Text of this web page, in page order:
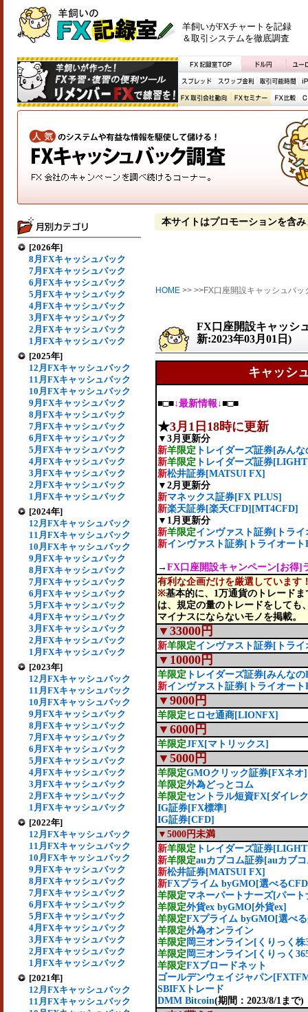
羊飼いがFXチャートを記録
＆取引システムを徹底調査
[2026年]
8月FXキャッシュバック
7月FXキャッシュバック
6月FXキャッシュバック
5月FXキャッシュバック
4月FXキャッシュバック
3月FXキャッシュバック
2月FXキャッシュバック
1月FXキャッシュバック
[2025年]
12月FXキャッシュバック
11月FXキャッシュバック
10月FXキャッシュバック
9月FXキャッシュバック
8月FXキャッシュバック
7月FXキャッシュバック
6月FXキャッシュバック
5月FXキャッシュバック
4月FXキャッシュバック
3月FXキャッシュバック
2月FXキャッシュバック
1月FXキャッシュバック
[2024年]
12月FXキャッシュバック
11月FXキャッシュバック
10月FXキャッシュバック
9月FXキャッシュバック
8月FXキャッシュバック
7月FXキャッシュバック
6月FXキャッシュバック
5月FXキャッシュバック
4月FXキャッシュバック
3月FXキャッシュバック
2月FXキャッシュバック
1月FXキャッシュバック
[2023年]
12月FXキャッシュバック
11月FXキャッシュバック
10月FXキャッシュバック
9月FXキャッシュバック
8月FXキャッシュバック
7月FXキャッシュバック
6月FXキャッシュバック
5月FXキャッシュバック
4月FXキャッシュバック
3月FXキャッシュバック
2月FXキャッシュバック
1月FXキャッシュバック
[2022年]
12月FXキャッシュバック
11月FXキャッシュバック
10月FXキャッシュバック
9月FXキャッシュバック
8月FXキャッシュバック
7月FXキャッシュバック
6月FXキャッシュバック
5月FXキャッシュバック
4月FXキャッシュバック
3月FXキャッシュバック
2月FXキャッシュバック
1月FXキャッシュバック
[2021年]
12月FXキャッシュバック
11月FXキャッシュバック
本サイトはプロモーションを含み
HOME >> >>FX口座開設キャッシュバ
FX口座開設キャッシ
新:2023年03月01日)
キャッシ
■□■↓最新情報↓■□■
★3月1日18時に更新
▼3月更新分
新羊限定 トレイダーズ証券[みん
新羊限定 トレイダーズ証券
新松井証券[MATSUI FX]
▼2月更新分
新マネックス証券[FX PLUS]
新楽天証券[楽天CFD][MT4CFD]
▼1月更新分
新羊限定インヴァスト証券[トラ
新インヴァスト証券[トライオー
→ FX口座開設キャンペーン[お得]
有利な企画だけを厳選しています
※基本的に、1万通貨のトレード
は、規定の量のトレードをしても
マイナスにならないモノを掲載。
▼33000円
新羊限定インヴァスト証券[トラ
▼10000円
羊限定 トレイダーズ証券[みんな
新インヴァスト証券[トライオー
▼9000円
羊限定 ヒロセ通商[LIONFX]
▼6000円
羊限定JFX[マトリックス]
▼5000円
羊限定GMOクリック証券[FXネオ]
羊限定外為どっとコム
羊限定セントラル短資FX[ダイレ
IG証券[FX標準]
IG証券[CFD]
▼5000円未満
新羊限定 トレイダーズ証券
新羊限定auカブコム証券[auカブ
新松井証券[MATSUI FX]
新FXプライム byGMO[選べる
羊限定マネーパートナーズ[パー
羊限定外貨ex byGMO[外貨ex]
羊限定FXプライム byGMO[選べ
羊限定外為オンライン
羊限定 岡三オンライン[くりっく株
羊限定 岡三オンライン[くりっく
羊限定FXブロードネット
ゴールデンウェイジャパン
SBIFXトレード
DMM Bitcoin(期間：2023/8/1まで)